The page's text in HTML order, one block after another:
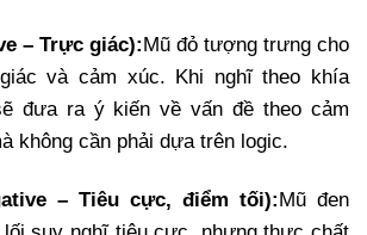
– Trực giác):Mũ đỏ tượng trưng cho
và cảm xúc. Khi nghĩ theo khía
đưa ra ý kiến về vấn đề theo cảm
không cần phải dựa trên logic.
– Tiêu cực, điểm tối):Mũ đen